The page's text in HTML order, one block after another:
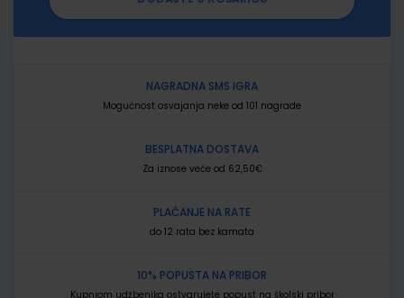
NAGRADNA SMS IGRA
Mogućnost osvajanja neke od 101 nagrade
BESPLATNA DOSTAVA
Za iznose veće od 62,50€
PLAĆANJE NA RATE
do 12 rata bez kamata
10% POPUSTA NA PRIBOR
Kupnjom udžbenika ostvarujete popust na školski pribor